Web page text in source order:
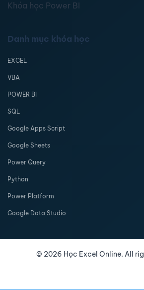
Khóa học Power BI
Danh mục khóa học
EXCEL
VBA
POWER BI
SQL
Google Apps Script
Google Sheets
Power Query
Python
Power Platform
Google Data Studio
© 2026 Học Excel Online. All